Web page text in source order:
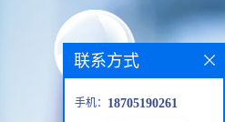
联系方式
手机： 18705190261